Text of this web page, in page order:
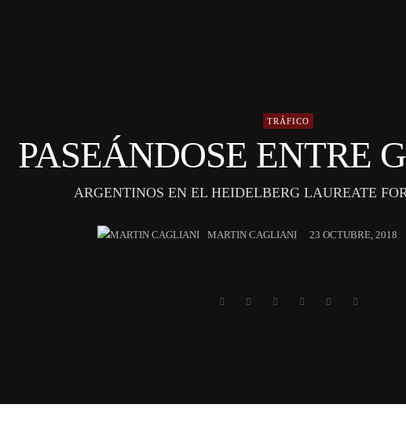
TRÁFICO
PASEÁNDOSE ENTRE
ARGENTINOS EN EL HEIDELBERG LAUREATE
MARTIN CAGLIANI 23 OCTUBRE, 2018